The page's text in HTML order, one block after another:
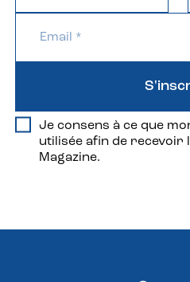
Je consens à ce que
utilisée afin de recevoir
Magazine.